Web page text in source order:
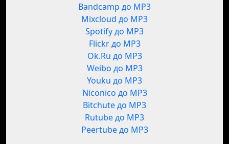
Bandcamp до MP3
Mixcloud до MP3
Spotify до MP3
Flickr до MP3
Ok.Ru до MP3
Weibo до MP3
Youku до MP3
Niconico до MP3
Bitchute до MP3
Rutube до MP3
Peertube до MP3